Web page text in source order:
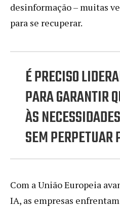
desinformação – muitas
para se recuperar.
É PRECISO
PARA GARANTIR
ÀS
SEM PERPETUAR
Com a União Europeia
IA, as empresas